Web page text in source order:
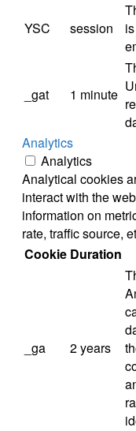
YSC session
_gat 1 minute
Analytics
Analytics
Analytical cookies
interact with the
information on
rate, traffic source,
Cookie Duration
_ga 2 years